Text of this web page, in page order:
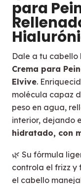
para
Dale a tu cabello
Crema para
Elvive.
molécula capaz
peso en agua,
interior, dejando
hidratado, con
🌿 Su fórmula
controla el frizz
el cabello